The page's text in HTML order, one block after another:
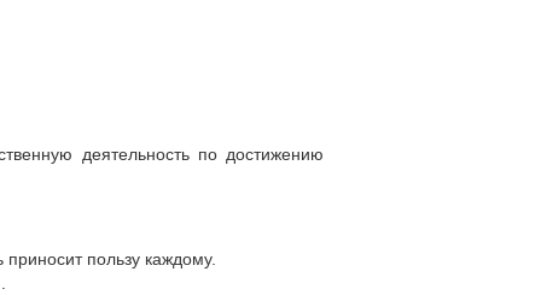
деятельность по достижению
пользу каждому.